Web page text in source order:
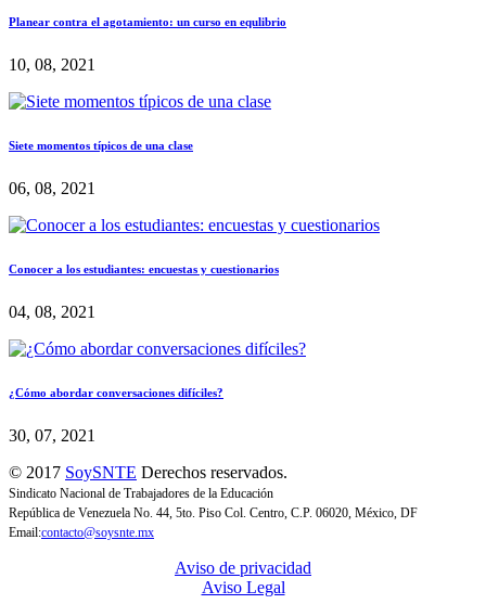
Planear contra el agotamiento: un curso en equlibrio
10, 08, 2021
Siete momentos típicos de una clase
06, 08, 2021
Conocer a los estudiantes: encuestas y cuestionarios
04, 08, 2021
¿Cómo abordar conversaciones difíciles?
30, 07, 2021
© 2017 SoySNTE Derechos reservados.
Sindicato Nacional de Trabajadores de la Educación
República de Venezuela No. 44, 5to. Piso Col. Centro, C.P. 06020, México, DF
Email:contacto@soysnte.mx
Aviso de privacidad
Aviso Legal